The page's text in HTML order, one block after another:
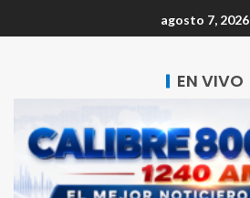
agosto 7, 2026
EN VIVO